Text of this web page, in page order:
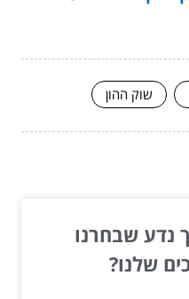
שוק ההון
נדע שבחרנו
שלנו?